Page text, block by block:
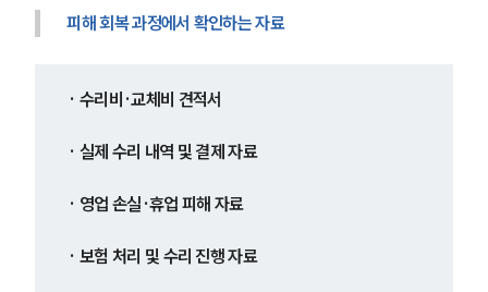
피해 회복 과정에서 확인하는 자료
· 수리비·교체비 견적서
· 실제 수리 내역 및 결제 자료
· 영업 손실·휴업 피해 자료
· 보험 처리 및 수리 진행 자료